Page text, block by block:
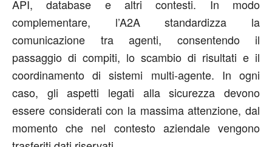
API, database e altri contesti. In modo
complementare, l’A2A standardizza la
comunicazione tra agenti, consentendo il
passaggio di compiti, lo scambio di risultati e il
coordinamento di sistemi multi-agente. In ogni
caso, gli aspetti legati alla sicurezza devono
essere considerati con la massima attenzione, dal
momento che nel contesto aziendale vengono